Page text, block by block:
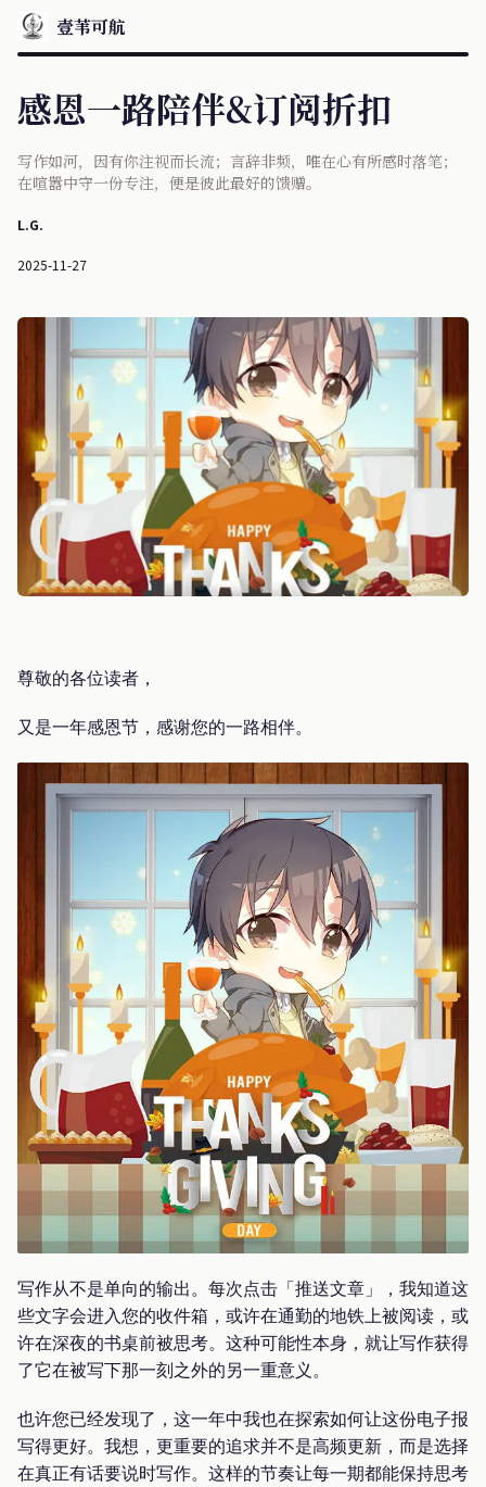
壹苇可航
感恩一路陪伴&订阅折扣
写作如河，因有你注视而长流；言辞非频，唯在心有所感时落笔；
在喧嚣中守一份专注，便是彼此最好的馈赠。
L.G.
2025-11-27
尊敬的各位读者，
又是一年感恩节，感谢您的一路相伴。
写作从不是单向的输出。每次点击「推送文章」，我知道这
些文字会进入您的收件箱，或许在通勤的地铁上被阅读，或
许在深夜的书桌前被思考。这种可能性本身，就让写作获得
了它在被写下那一刻之外的另一重意义。
也许您已经发现了，这一年中我也在探索如何让这份电子报
写得更好。我想，更重要的追求并不是高频更新，而是选择
在真正有话要说时写作。这样的节奏让每一期都能保持思考